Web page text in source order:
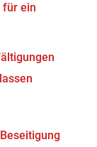
für ein